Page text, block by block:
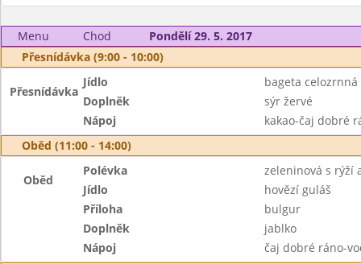
Menu Chod
Pondělí 29. 5. 2017
Přesnídávka (9:00 - 10:00)
Přesnídávka
Jídlo
bageta celozrnná
Doplněk
sýr žervé
Nápoj
kakao-čaj dobré
Oběd (11:00 - 14:00)
Oběd
Polévka
zeleninová s rýží
Jídlo
hovězí guláš
Příloha
bulgur
Doplněk
jablko
Nápoj
čaj dobré ráno-